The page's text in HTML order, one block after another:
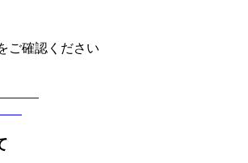
ご確認ください